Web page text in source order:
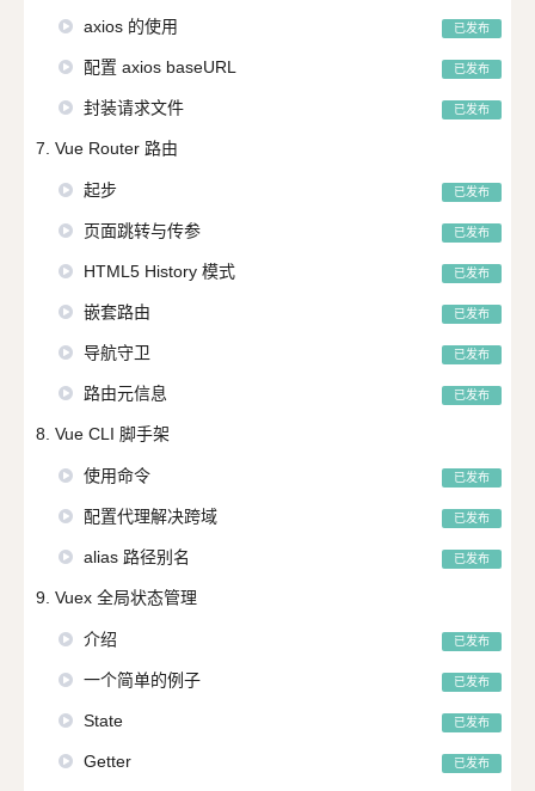
axios 的使用 已发布
配置 axios baseURL 已发布
封装请求文件 已发布
7. Vue Router 路由
起步 已发布
页面跳转与传参 已发布
HTML5 History 模式 已发布
嵌套路由 已发布
导航守卫 已发布
路由元信息 已发布
8. Vue CLI 脚手架
使用命令 已发布
配置代理解决跨域 已发布
alias 路径别名 已发布
9. Vuex 全局状态管理
介绍 已发布
一个简单的例子 已发布
State 已发布
Getter 已发布